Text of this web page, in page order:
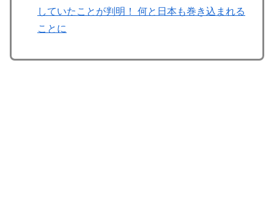
していたことが判明！ 何と日本も巻き込まれる
ことに